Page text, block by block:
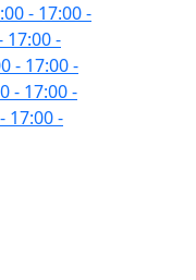
- 17:00-
17:00-
- 17:00-
- 17:00-
17:00-